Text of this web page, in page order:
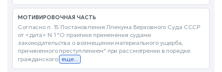
МОТИВИРОВОЧНАЯ ЧАСТЬ
Согласно п. 15 Постановления Пленума Верховного Суда СССР
от <дата> N 1 "О практике применения судами
законодательства о возмещении материального ущерба,
причиненного преступлением" при рассмотрении в порядке
гражданского еще...